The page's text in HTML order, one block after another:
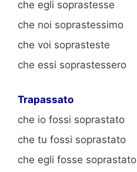
che egli soprastesse
che noi soprastessimo
che voi soprasteste
che essi soprastessero
Trapassato
che io fossi soprastato
che tu fossi soprastato
che egli fosse soprastato